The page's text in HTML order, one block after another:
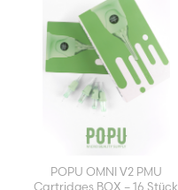
POPU OMNI V2 PMU
Cartridges BOX – 16 Stück